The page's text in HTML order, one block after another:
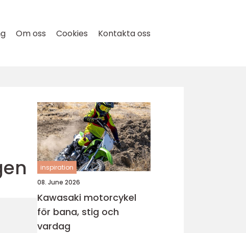
Om oss Cookies Kontakta oss
inspiration
08. June 2026
Kawasaki motorcykel
för bana, stig och
vardag